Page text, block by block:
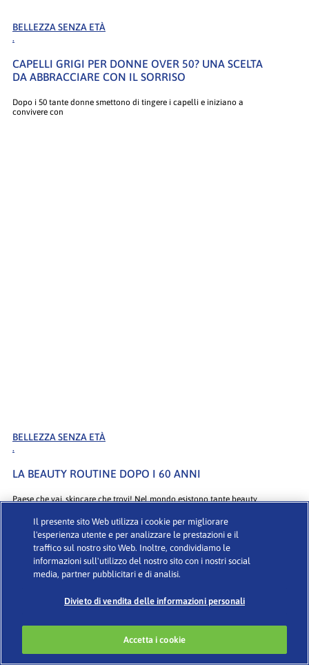
BELLEZZA SENZA ETÀ
.
CAPELLI GRIGI PER DONNE OVER 50? UNA SCELTA
DA ABBRACCIARE CON IL SORRISO
Dopo i 50 tante donne smettono di tingere i capelli e iniziano a
convivere con
BELLEZZA SENZA ETÀ
.
LA BEAUTY ROUTINE DOPO I 60 ANNI
Paese che vai, skincare che trovi! Nel mondo esistono tante beauty
Il presente sito Web utilizza i cookie per migliorare
l'esperienza utente e per analizzare le prestazioni e il
traffico sul nostro sito Web. Inoltre, condividiamo le
informazioni sull'utilizzo del nostro sito con i nostri social
media, partner pubblicitari e di analisi.
Divieto di vendita delle informazioni personali
Accetta i cookie